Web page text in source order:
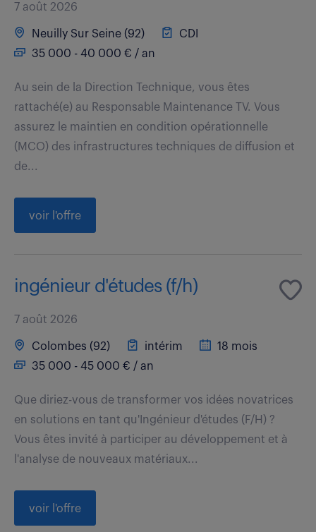
7 août 2026
Neuilly Sur Seine (92)
CDI
35 000 - 40 000 € / an
Au sein de la Direction Technique, vous êtes
rattaché(e) au Responsable Maintenance TV. Vous
assurez le maintien en condition opérationnelle
(MCO) des infrastructures techniques de diffusion et
de...
voir l'offre
ingénieur d'études (f/h)
7 août 2026
Colombes (92) intérim
18 mois
35 000 - 45 000 € / an
Que diriez-vous de transformer vos idées novatrices
en solutions en tant qu'Ingénieur d'études (F/H) ?
Vous êtes invité à participer au développement et à
l'analyse de nouveaux matériaux...
voir l'offre